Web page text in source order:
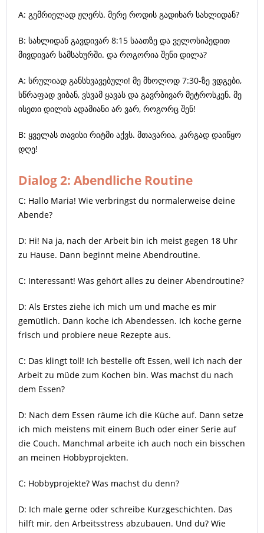
A: გემრიელად ჟღერს. მერე როდის გადიხარ სახლიდან?
B: სახლიდან გავდივარ 8:15 საათზე და ველოსიპედით
მივდივარ სამსახურში. და როგორია შენი დილა?
A: სრულიად განსხვავებული! მე მხოლოდ 7:30-ზე ვდგები,
სწრაფად ვიბან, ვსვამ ყავას და გავრბივარ მეტროსკენ. მე
ისეთი დილის ადამიანი არ ვარ, როგორც შენ!
B: ყველას თავისი რიტმი აქვს. მთავარია, კარგად დაიწყო
დღე!
Dialog 2: Abendliche Routine
C: Hallo Maria! Wie verbringst du normalerweise deine
Abende?
D: Hi! Na ja, nach der Arbeit bin ich meist gegen 18 Uhr
zu Hause. Dann beginnt meine Abendroutine.
C: Interessant! Was gehört alles zu deiner Abendroutine?
D: Als Erstes ziehe ich mich um und mache es mir
gemütlich. Dann koche ich Abendessen. Ich koche gerne
frisch und probiere neue Rezepte aus.
C: Das klingt toll! Ich bestelle oft Essen, weil ich nach der
Arbeit zu müde zum Kochen bin. Was machst du nach
dem Essen?
D: Nach dem Essen räume ich die Küche auf. Dann setze
ich mich meistens mit einem Buch oder einer Serie auf
die Couch. Manchmal arbeite ich auch noch ein bisschen
an meinen Hobbyprojekten.
C: Hobbyprojekte? Was machst du denn?
D: Ich male gerne oder schreibe Kurzgeschichten. Das
hilft mir, den Arbeitsstress abzubauen. Und du? Wie